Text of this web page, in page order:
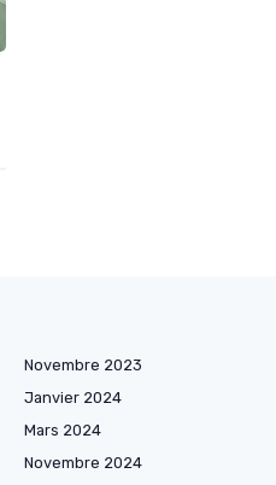
Novembre 2023
Janvier 2024
Mars 2024
Novembre 2024